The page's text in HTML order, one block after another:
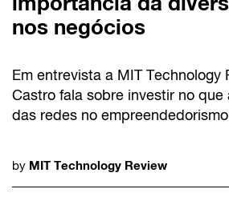
nos negócios
Em entrevista a MIT Technology
Castro fala sobre investir no
das redes no
by MIT Technology Review